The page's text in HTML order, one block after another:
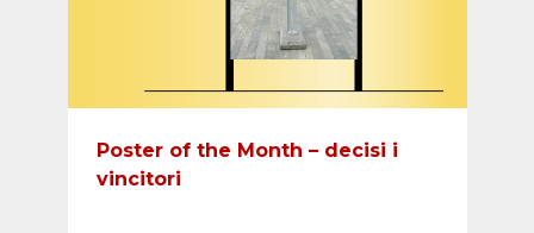
Poster of the Month – decisi i
vincitori